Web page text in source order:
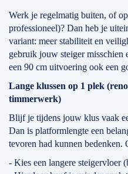
Werk je regelmatig buiten, of
professioneel)? Dan heb je
variant: meer stabiliteit en
gebruik jouw steiger misschien
een 90 cm uitvoering ook een
Lange klussen op 1 plek
timmerwerk)
Blijf je tijdens jouw klus vaak
Dan is platformlengte een
tevoren had kunnen bedenken.
- Kies een langere steigervloer